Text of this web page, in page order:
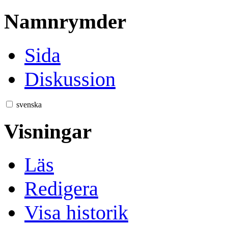
Namnrymder
Sida
Diskussion
svenska
Visningar
Läs
Redigera
Visa historik